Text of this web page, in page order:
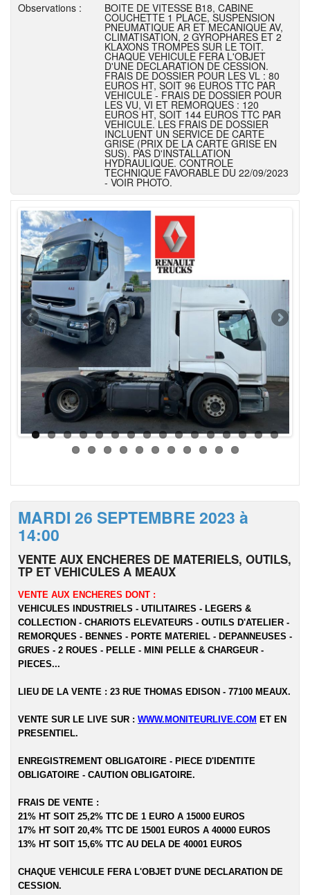
Observations :
BOITE DE VITESSE B18, CABINE
COUCHETTE 1 PLACE, SUSPENSION
PNEUMATIQUE AR ET MECANIQUE AV,
CLIMATISATION, 2 GYROPHARES ET 2
KLAXONS TROMPES SUR LE TOIT.
CHAQUE VEHICULE FERA L'OBJET
D'UNE DECLARATION DE CESSION.
FRAIS DE DOSSIER POUR LES VL : 80
EUROS HT, SOIT 96 EUROS TTC PAR
VEHICULE - FRAIS DE DOSSIER POUR
LES VU, VI ET REMORQUES : 120
EUROS HT, SOIT 144 EUROS TTC PAR
VEHICULE. LES FRAIS DE DOSSIER
INCLUENT UN SERVICE DE CARTE
GRISE (PRIX DE LA CARTE GRISE EN
SUS). PAS D'INSTALLATION
HYDRAULIQUE. CONTROLE
TECHNIQUE FAVORABLE DU 22/09/2023
- VOIR PHOTO.
MARDI 26 SEPTEMBRE 2023 à
14:00
VENTE AUX ENCHERES DE MATERIELS, OUTILS,
TP ET VEHICULES A MEAUX
VENTE AUX ENCHERES DONT :
VEHICULES INDUSTRIELS - UTILITAIRES - LEGERS &
COLLECTION - CHARIOTS ELEVATEURS - OUTILS D'ATELIER -
REMORQUES - BENNES - PORTE MATERIEL - DEPANNEUSES -
GRUES - 2 ROUES - PELLE - MINI PELLE & CHARGEUR -
PIECES...
LIEU DE LA VENTE : 23 RUE THOMAS EDISON - 77100 MEAUX.
VENTE SUR LE LIVE SUR : WWW.MONITEURLIVE.COM ET EN
PRESENTIEL.
ENREGISTREMENT OBLIGATOIRE - PIECE D'IDENTITE
OBLIGATOIRE - CAUTION OBLIGATOIRE.
FRAIS DE VENTE :
21% HT SOIT 25,2% TTC DE 1 EURO A 15000 EUROS
17% HT SOIT 20,4% TTC DE 15001 EUROS A 40000 EUROS
13% HT SOIT 15,6% TTC AU DELA DE 40001 EUROS
CHAQUE VEHICULE FERA L'OBJET D'UNE DECLARATION DE
CESSION.